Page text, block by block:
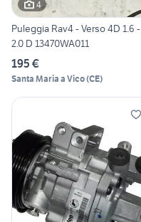
4
Puleggia Rav4 - Verso 4D 1.6 -
2.0 D 13470WA011
195 €
Santa Maria a Vico(CE)